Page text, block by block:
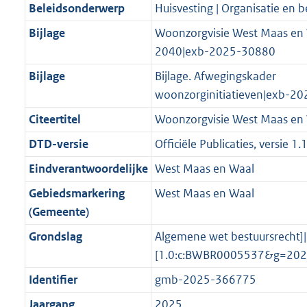
i
e
n
f
r
m
a
a
t
6
K
b
t
i
i
n
o
r
m
a
a
t
:
1
a
t
e
i
f
o
r
m
a
a
e
K
c
a
i
e
n
f
o
r
m
a
t
1
b
d
s
g
r
o
o
t
t
e
:
2
K
b
n
d
s
r
o
o
t
t
e
:
2
K
b
Beleidsonderwerp
Huisvesting | Organisatie en
Bijlage
Woonzorgvisie West Maas
2040|exb-2025-30880
Bijlage
Bijlage. Afwegingskader
woonzorginitiatieven|exb-
Citeertitel
Woonzorgvisie West Maas
DTD-versie
Officiële Publicaties, versie 1.1
Eindverantwoordelijke West Maas en Waal
Gebiedsmarkering
(Gemeente)
West Maas en Waal
Grondslag
Algemene wet bestuursrecht]|
Identifier
gmb-2025-366775